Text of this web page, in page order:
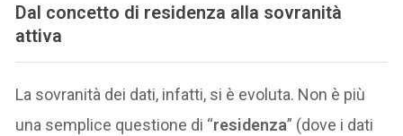
Dal concetto di residenza alla sovranità
attiva
La sovranità dei dati, infatti, si è evoluta. Non è più
una semplice questione di “residenza” (dove i dati